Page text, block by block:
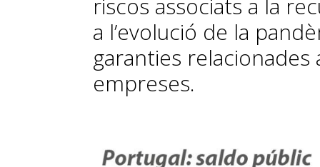
riscos associats a la
a l’evolució de la
garanties
empreses.